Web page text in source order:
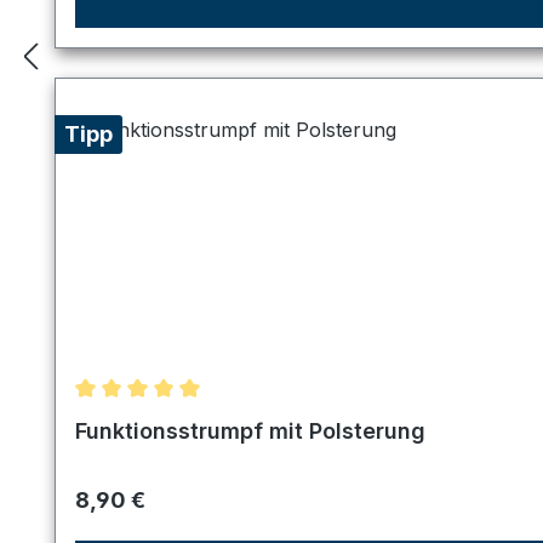
Tipp
Durchschnittliche Bewertung von 5 von 5 Sternen
Funktionsstrumpf mit Polsterung
Regulärer Preis:
8,90 €